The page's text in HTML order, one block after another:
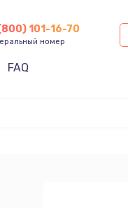
101-16-70
номер
FAQ